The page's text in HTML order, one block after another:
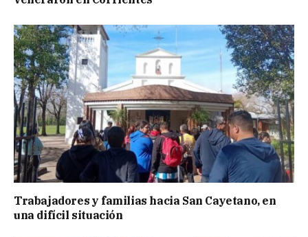
Trabajadores y familias hacia San Cayetano, en
una difícil situación